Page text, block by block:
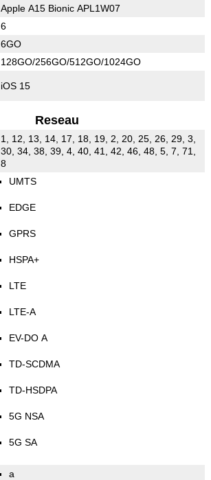
Apple A15 Bionic APL1W07
6
6GO
128GO/256GO/512GO/1024GO
iOS 15
Reseau
1, 12, 13, 14, 17, 18, 19, 2, 20, 25, 26, 29, 3,
30, 34, 38, 39, 4, 40, 41, 42, 46, 48, 5, 7, 71,
8
UMTS
EDGE
GPRS
HSPA+
LTE
LTE-A
EV-DO A
TD-SCDMA
TD-HSDPA
5G NSA
5G SA
a